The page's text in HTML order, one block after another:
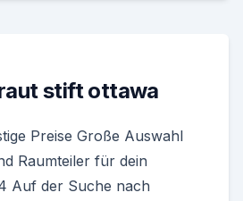
stift ottawa
Preise Große Auswahl
Raumteiler für dein
Auf der Suche nach